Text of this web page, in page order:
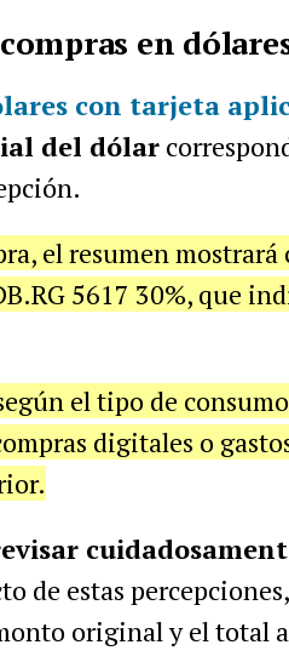
en
con tarjeta
del dólar
el resumen mostrará
5617 30%, que
el tipo de
digitales o
de estas
original y el total